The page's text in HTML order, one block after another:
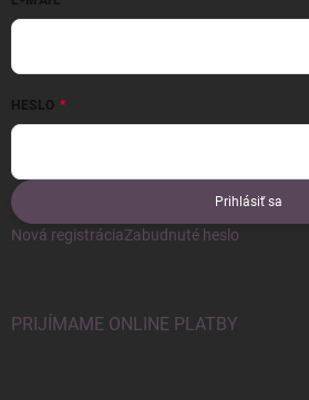
HESLO
Prihlásiť sa
Nová registráciaZabudnuté heslo
PRIJÍMAME ONLINE PLATBY